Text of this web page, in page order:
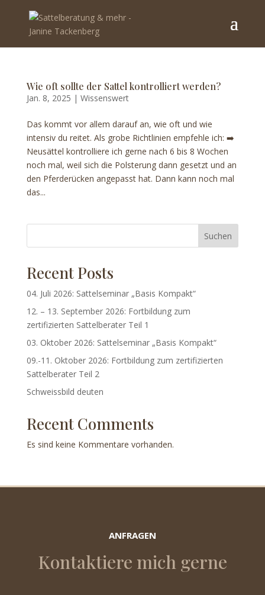
Wie oft sollte der Sattel kontrolliert werden?
Jan. 8, 2025 | Wissenswert
Das kommt vor allem darauf an, wie oft und wie
intensiv du reitet. Als grobe Richtlinien empfehle ich: ➡️
Neusättel kontrolliere ich gerne nach 6 bis 8 Wochen
noch mal, weil sich die Polsterung dann gesetzt und an
den Pferderücken angepasst hat. Dann kann noch mal
das...
Suchen
Recent Posts
04. Juli 2026: Sattelseminar „Basis Kompakt“
12. – 13. September 2026: Fortbildung zum
zertifizierten Sattelberater Teil 1
03. Oktober 2026: Sattelseminar „Basis Kompakt“
09.-11. Oktober 2026: Fortbildung zum zertifizierten
Sattelberater Teil 2
Schweissbild deuten
Recent Comments
Es sind keine Kommentare vorhanden.
ANFRAGEN
Kontaktiere mich gerne